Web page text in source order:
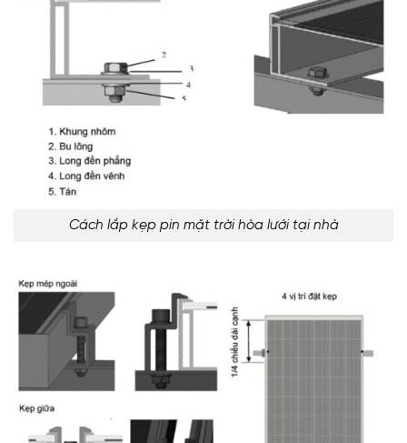
Cách lắp kẹp pin mặt trời hòa lưới tại nhà